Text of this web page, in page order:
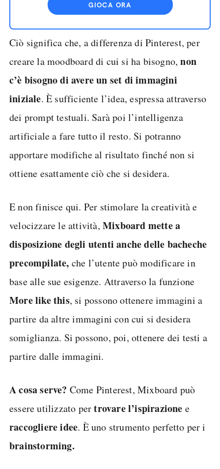
GIOCA ORA
Ciò significa che, a differenza di Pinterest, per
creare la moodboard di cui si ha bisogno,non
c’è bisogno di avere un set di immagini
iniziale. È sufficiente l’idea, espressa attraverso
dei prompt testuali. Sarà poi l’intelligenza
artificiale a fare tutto il resto. Si potranno
apportare modifiche al risultato finché non si
ottiene esattamente ciò che si desidera.
E non finisce qui. Per stimolare la creatività e
velocizzare le attività, Mixboard mette a
disposizione degli utenti anche delle bacheche
precompilate, che l’utente può modificare in
base alle sue esigenze. Attraverso la funzione
More like this, si possono ottenere immagini a
partire da altre immagini con cui si desidera
somiglianza. Si possono, poi, ottenere dei testi a
partire dalle immagini.
A cosa serve? Come Pinterest, Mixboard può
essere utilizzato pertrovare l’ispirazione e
raccogliere idee. È uno strumento perfetto per i
brainstorming.